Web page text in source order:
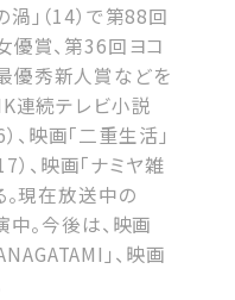
」（14）で第88回
優賞、第36回ヨコ
優秀新人賞などを
連続テレビ小説
）、映画「二重生活」
）、映画「ナミヤ雑
。現在放送中の
中。今後は、映画
」、映画